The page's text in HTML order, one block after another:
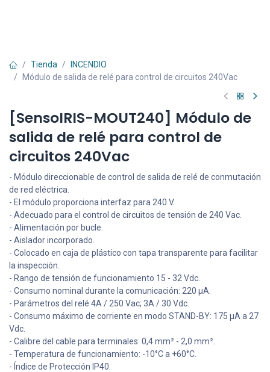
Tienda
INCENDIO
Módulo de salida de relé para control de circuitos 240Vac
[SensoIRIS-MOUT240] Módulo de
salida de relé para control de
circuitos 240Vac
- Módulo direccionable de control de salida de relé de conmutación
de red eléctrica.
- El módulo proporciona interfaz para 240 V.
- Adecuado para el control de circuitos de tensión de 240 Vac.
- Alimentación por bucle.
- Aislador incorporado.
- Colocado en caja de plástico con tapa transparente para facilitar
la inspección.
- Rango de tensión de funcionamiento 15 - 32 Vdc.
- Consumo nominal durante la comunicación: 220 μA.
- Parámetros del relé 4A / 250 Vac; 3A / 30 Vdc.
- Consumo máximo de corriente en modo STAND-BY: 175 μA a 27
Vdc.
- Calibre del cable para terminales: 0,4 mm² - 2,0 mm².
- Temperatura de funcionamiento: -10°C a +60°C.
- Índice de Protección IP40.